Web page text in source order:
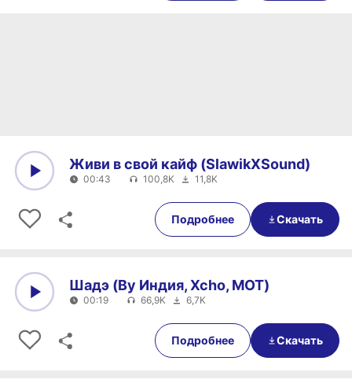
00:43
Живи в свой кайф (SlawikXSound)
00:43 100,8K 11,8K
Подробнее Скачать
00:19
Шадэ (By Индия, Xcho, MOT)
00:19 66,9K 6,7K
Подробнее Скачать